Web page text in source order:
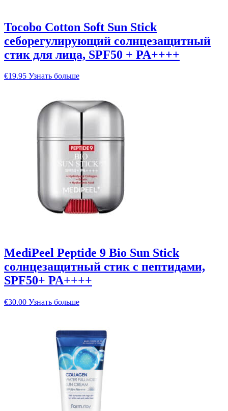
Tocobo Cotton Soft Sun Stick
себорегулирующий солнцезащитный
стик для лица, SPF50 + PA++++
€19.95 Узнать больше
MediPeel Peptide 9 Bio Sun Stick
солнцезащитный стик с пептидами,
SPF50+ PA++++
€30.00 Узнать больше